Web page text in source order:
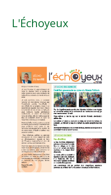
L'Échoyeux